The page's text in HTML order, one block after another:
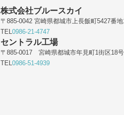
株式会社ブルースカイ
〒885-0042 宮崎県都城市上長飯町5427番
TEL0986-21-4747
セントラル工場
〒885-0017 宮崎県都城市年見町1街区18号
TEL0986-51-4939